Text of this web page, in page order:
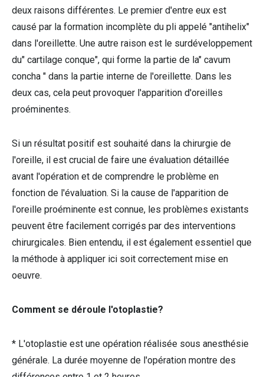
deux raisons différentes. Le premier d'entre eux est
causé par la formation incomplète du pli appelé "antihelix"
dans l'oreillette. Une autre raison est le surdéveloppement
du" cartilage conque", qui forme la partie de la" cavum
concha " dans la partie interne de l'oreillette. Dans les
deux cas, cela peut provoquer l'apparition d'oreilles
proéminentes.
Si un résultat positif est souhaité dans la chirurgie de
l'oreille, il est crucial de faire une évaluation détaillée
avant l'opération et de comprendre le problème en
fonction de l'évaluation. Si la cause de l'apparition de
l'oreille proéminente est connue, les problèmes existants
peuvent être facilement corrigés par des interventions
chirurgicales. Bien entendu, il est également essentiel que
la méthode à appliquer ici soit correctement mise en
oeuvre.
Comment se déroule l'otoplastie?
* L'otoplastie est une opération réalisée sous anesthésie
générale. La durée moyenne de l'opération montre des